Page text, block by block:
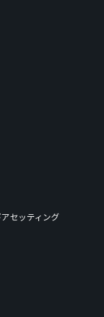
セッティング